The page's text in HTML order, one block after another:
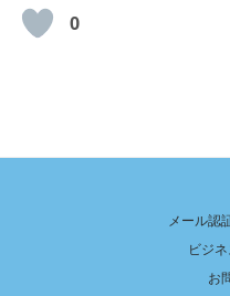
0
メール認
ビジ
お